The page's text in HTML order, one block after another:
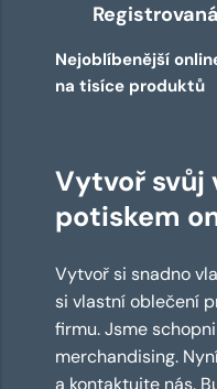
Nejoblíbenější
na tisíce produktů
Vytvoř svůj
potiskem
Vytvoř si snadno
si vlastní oblečení
firmu. Jsme
merchandising.
a kontaktujte nás.